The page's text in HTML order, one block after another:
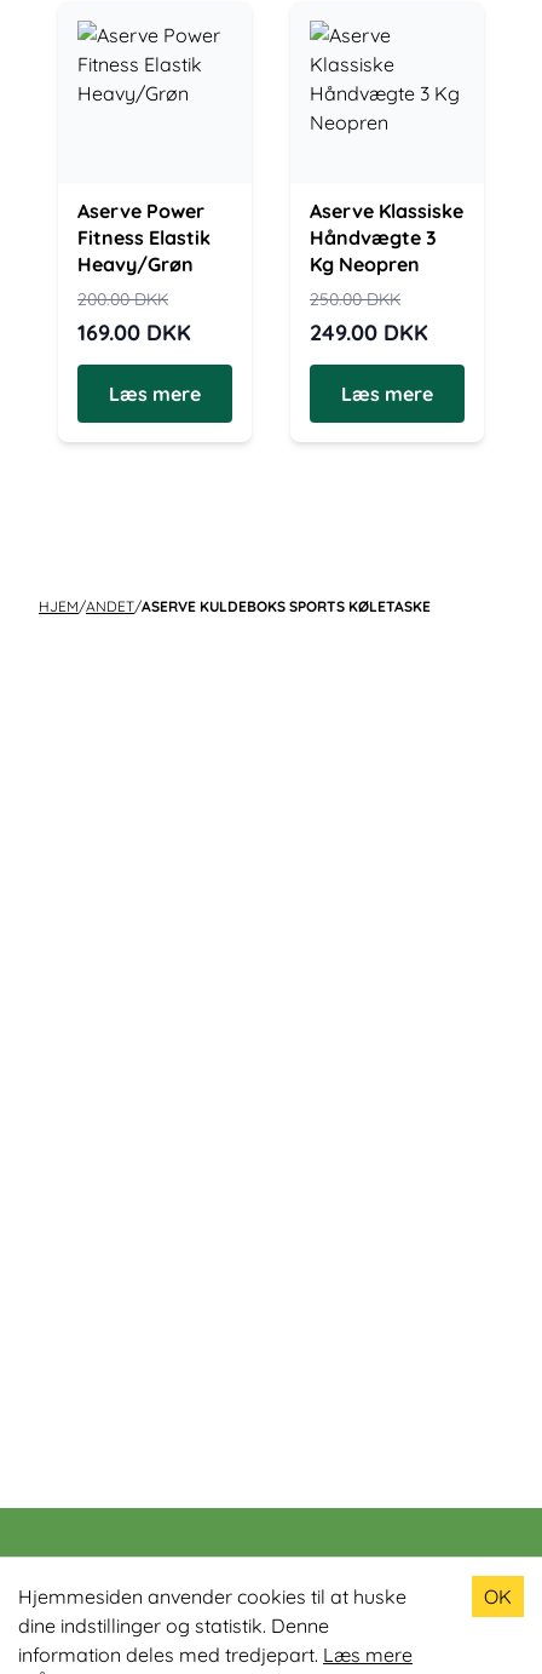
Hjemmesiden anvender cookies til at huske
dine indstillinger og statistik. Denne
information deles med tredjepart. Læs mere
OK
Aserve Power
Fitness Elastik
Heavy/Grøn
200.00DKK
169.00 DKK
Læs mere
Aserve Klassiske
Håndvægte 3
Kg Neopren
250.00DKK
249.00 DKK
Læs mere
HJEM/ANDET/ASERVE KULDEBOKS SPORTS KØLETASKE
Populære produkter
Odin R900 Romaskine